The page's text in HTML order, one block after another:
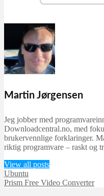
Martin Jørgensen
Jeg jobber med
Downloadcentral.no, med
brukervennlige forklaringer.
riktig programvare – raskt og
View all posts
Ubuntu
Prism Free Video Converter